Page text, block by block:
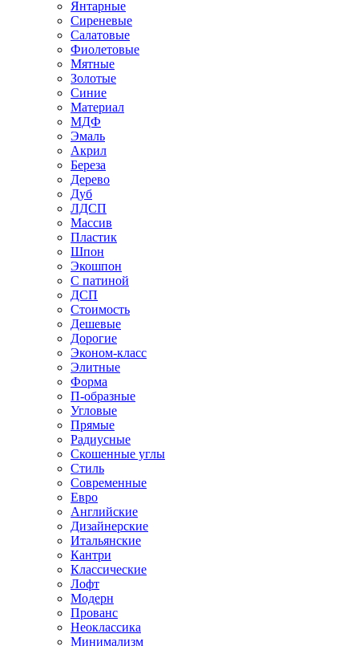
Янтарные
Сиреневые
Салатовые
Фиолетовые
Мятные
Золотые
Синие
Материал
МДФ
Эмаль
Акрил
Береза
Дерево
Дуб
ЛДСП
Массив
Пластик
Шпон
Экошпон
С патиной
ДСП
Стоимость
Дешевые
Дорогие
Эконом-класс
Элитные
Форма
П-образные
Угловые
Прямые
Радиусные
Скошенные углы
Стиль
Современные
Евро
Английские
Дизайнерские
Итальянские
Кантри
Классические
Лофт
Модерн
Прованс
Неоклассика
Минимализм